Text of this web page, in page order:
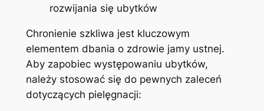
rozwijania się ubytków
Chronienie szkliwa jest kluczowym
elementem dbania o zdrowie jamy ustnej.
Aby zapobiec występowaniu ubytków,
należy stosować się do pewnych zaleceń
dotyczących ‌pielęgnacji: